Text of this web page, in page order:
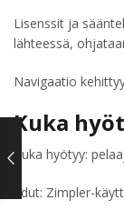
Lisenssit ja
lähteessä,
Navigaatio
Kuka
Kuka hyötyy:
Edut: Zimpler-